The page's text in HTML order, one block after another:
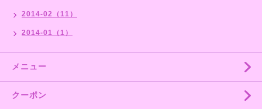
2014-02（11）
2014-01（1）
メニュー
クーポン